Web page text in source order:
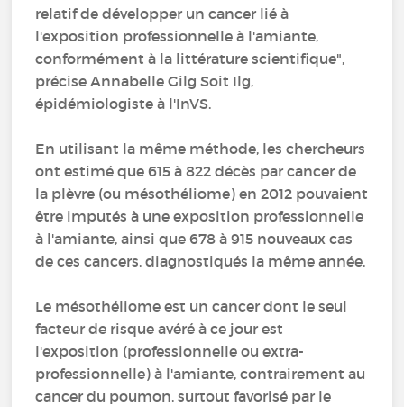
relatif de développer un cancer lié à
l'exposition professionnelle à l'amiante,
conformément à la littérature scientifique",
précise Annabelle Gilg Soit Ilg,
épidémiologiste à l'InVS.
En utilisant la même méthode, les chercheurs
ont estimé que 615 à 822 décès par cancer de
la plèvre (ou mésothéliome) en 2012 pouvaient
être imputés à une exposition professionnelle
à l'amiante, ainsi que 678 à 915 nouveaux cas
de ces cancers, diagnostiqués la même année.
Le mésothéliome est un cancer dont le seul
facteur de risque avéré à ce jour est
l'exposition (professionnelle ou extra-
professionnelle) à l'amiante, contrairement au
cancer du poumon, surtout favorisé par le